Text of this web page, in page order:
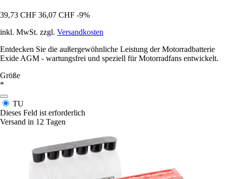
39,73 CHF 36,07 CHF -9%
inkl. MwSt. zzgl. Versandkosten
Entdecken Sie die außergewöhnliche Leistung der Motorradbatterie
Exide AGM - wartungsfrei und speziell für Motorradfans entwickelt.
Größe
*
TU
Dieses Feld ist erforderlich
Versand in 12 Tagen